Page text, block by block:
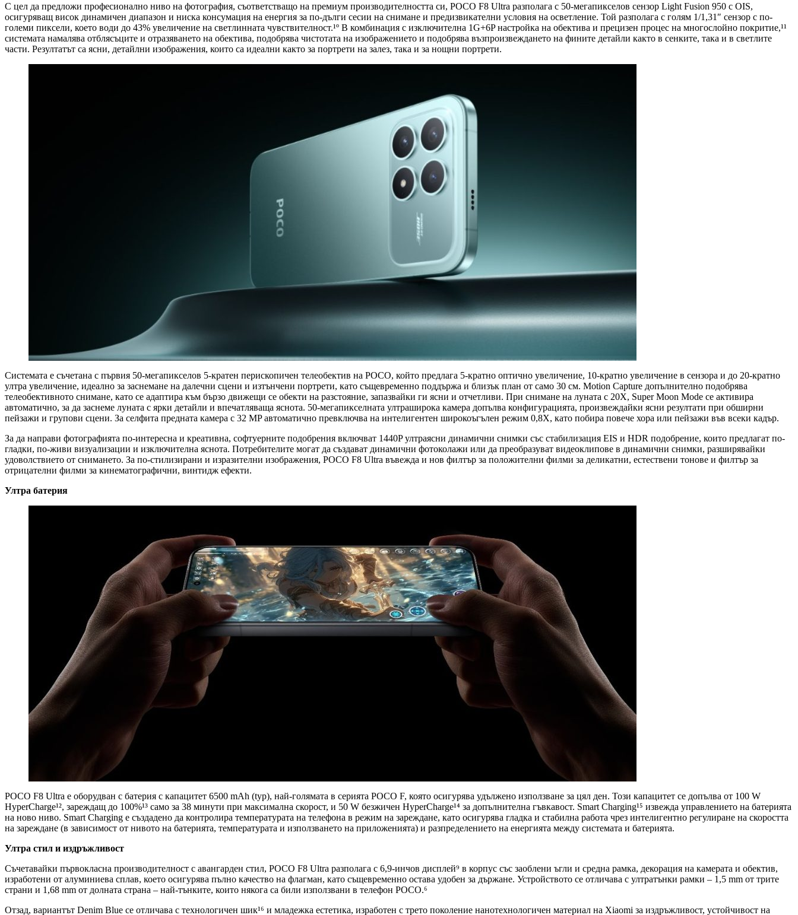
С цел да предложи професионално ниво на фотография, съответстващо на премиум производителността си, POCO F8 Ultra разполага с 50-мегапикселов сензор Light Fusion 950 с OIS,
осигуряващ висок динамичен диапазон и ниска консумация на енергия за по-дълги сесии на снимане и предизвикателни условия на осветление. Той разполага с голям 1/1,31″ сензор с по-
големи пиксели, което води до 43% увеличение на светлинната чувствителност.¹º В комбинация с изключителна 1G+6P настройка на обектива и прецизен процес на многослойно покритие,¹¹
системата намалява отблясъците и отразяването на обектива, подобрява чистотата на изображението и подобрява възпроизвеждането на фините детайли както в сенките, така и в светлите
части. Резултатът са ясни, детайлни изображения, които са идеални както за портрети на залез, така и за нощни портрети.
Системата е съчетана с първия 50-мегапикселов 5-кратен перископичен телеобектив на POCO, който предлага 5-кратно оптично увеличение, 10-кратно увеличение в сензора и до 20-кратно
ултра увеличение, идеално за заснемане на далечни сцени и изтънчени портрети, като същевременно поддържа и близък план от само 30 см. Motion Capture допълнително подобрява
телеобективното снимане, като се адаптира към бързо движещи се обекти на разстояние, запазвайки ги ясни и отчетливи. При снимане на луната с 20X, Super Moon Mode се активира
автоматично, за да заснеме луната с ярки детайли и впечатляваща яснота. 50-мегапикселната ултраширока камера допълва конфигурацията, произвеждайки ясни резултати при обширни
пейзажи и групови сцени. За селфита предната камера с 32 MP автоматично превключва на интелигентен широкоъгълен режим 0,8X, като побира повече хора или пейзажи във всеки кадър.
За да направи фотографията по-интересна и креативна, софтуерните подобрения включват 1440P ултраясни динамични снимки със стабилизация EIS и HDR подобрение, които предлагат по-
гладки, по-живи визуализации и изключителна яснота. Потребителите могат да създават динамични фотоколажи или да преобразуват видеоклипове в динамични снимки, разширявайки
удоволствието от снимането. За по-стилизирани и изразителни изображения, POCO F8 Ultra въвежда и нов филтър за положителни филми за деликатни, естествени тонове и филтър за
отрицателни филми за кинематографични, винтидж ефекти.
Ултра батерия
POCO F8 Ultra е оборудван с батерия с капацитет 6500 mAh (typ), най-голямата в серията POCO F, която осигурява удължено използване за цял ден. Този капацитет се допълва от 100 W
HyperCharge¹², зареждащ до 100%¹³ само за 38 минути при максимална скорост, и 50 W безжичен HyperCharge¹⁴ за допълнителна гъвкавост. Smart Charging¹⁵ извежда управлението на батерията
на ново ниво. Smart Charging е създадено да контролира температурата на телефона в режим на зареждане, като осигурява гладка и стабилна работа чрез интелигентно регулиране на скоростта
на зареждане (в зависимост от нивото на батерията, температурата и използването на приложенията) и разпределението на енергията между системата и батерията.
Ултра стил и издръжливост
Съчетавайки първокласна производителност с авангарден стил, POCO F8 Ultra разполага с 6,9-инчов дисплей⁹ в корпус със заоблени ъгли и средна рамка, декорация на камерата и обектив,
изработени от алуминиева сплав, което осигурява пълно качество на флагман, като същевременно остава удобен за държане. Устройството се отличава с ултратънки рамки – 1,5 mm от трите
страни и 1,68 mm от долната страна – най-тънките, които някога са били използвани в телефон POCO.⁶
Отзад, вариантът Denim Blue се отличава с технологичен шик¹⁶ и младежка естетика, изработен с трето поколение нанотехнологичен материал на Xiaomi за издръжливост, устойчивост на